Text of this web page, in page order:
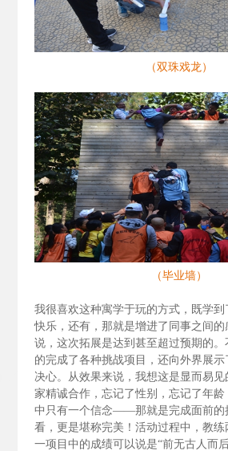
（双珠戏龙）
（毕业墙）
我很喜欢这种寓学于玩的方式，既学到
快乐，还有，那就是增进了同事之间
说，这次拓展是达到甚至超过预期的。
的完成了各种挑战项目，还向外界展示
决心。从效果来说，我想这是显而易
家精诚合作，忘记了性别，忘记了年
中只有一个信念——那就是完成面前的
看，更是堪称完美！活动过程中，教
一项目中的成绩可以说是“前无古人而